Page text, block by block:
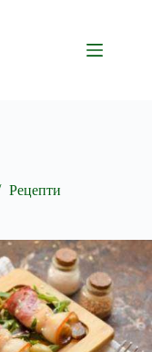
Рецепти